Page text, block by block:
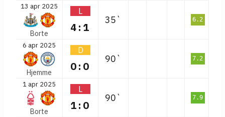
13 apr 2025
Borte
L
4:1
35` 6.2
6 apr 2025
Hjemme
D
0:0
90` 7.2
1 apr 2025
Borte
L
1:0
90` 7.9